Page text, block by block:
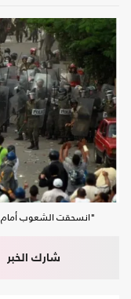
"انسحقت الشعوب
شارك الخبر